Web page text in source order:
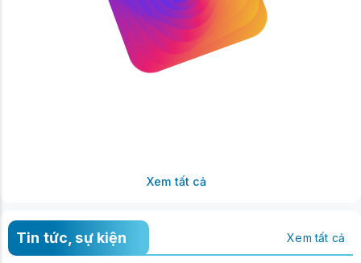
Xem tất cả
Tin tức, sự kiện Xem tất cả